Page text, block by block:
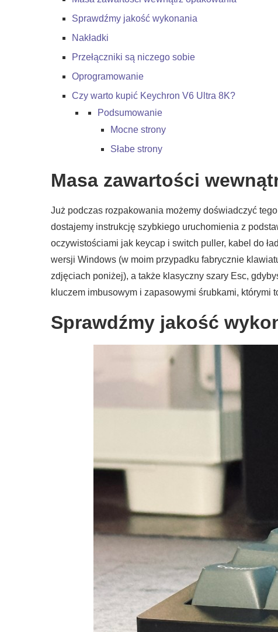
Sprawdźmy jakość wykonania
Nakładki
Przełączniki są niczego sobie
Oprogramowanie
Czy warto kupić Keychron V6 Ultra 8K?
Podsumowanie
Mocne strony
Słabe strony
Masa zawartości
Już podczas rozpakowania możemy doświadczyć
dostajemy instrukcję szybkiego uruchomienia z
oczywistościami jak keycap i switch puller, kabel do
wersji Windows (w moim przypadku fabrycznie
zdjęciach poniżej), a także klasyczny szary Esc,
kluczem imbusowym i zapasowymi śrubkami, którymi
Sprawdźmy jakość